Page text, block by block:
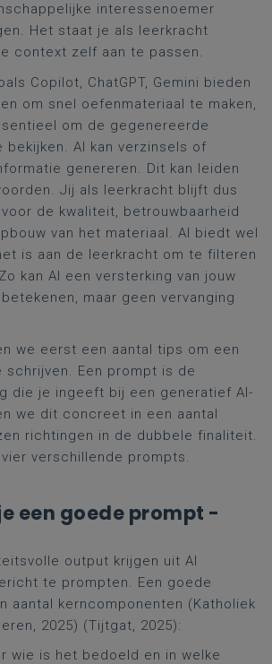
interessenoemer
Het staat je als leerkracht
context zelf aan te passen.
Copilot, ChatGPT, Gemini bieden
om snel oefenmateriaal te maken,
om de gegenereerde
bekijken. AI kan verzinsels of
genereren. Dit kan leiden
Jij als leerkracht blijft dus
de kwaliteit, betrouwbaarheid
van het materiaal. AI biedt wel
is aan de leerkracht om te filteren
kan AI een versterking van jouw
maar geen vervanging
we eerst een aantal tips om een
Een prompt is de
die je ingeeft bij een generatief AI-
we dit concreet in een aantal
richtingen in de dubbele finaliteit.
verschillende prompts.
een goede prompt -
output krijgen uit AI
te prompten. Een goede
aantal kerncomponenten (Katholiek
2025) (Tijtgat, 2025):
wie is het bedoeld en in welke